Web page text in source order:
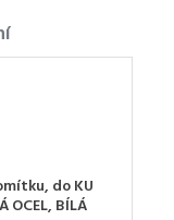
do KU
OCEL, BÍLÁ